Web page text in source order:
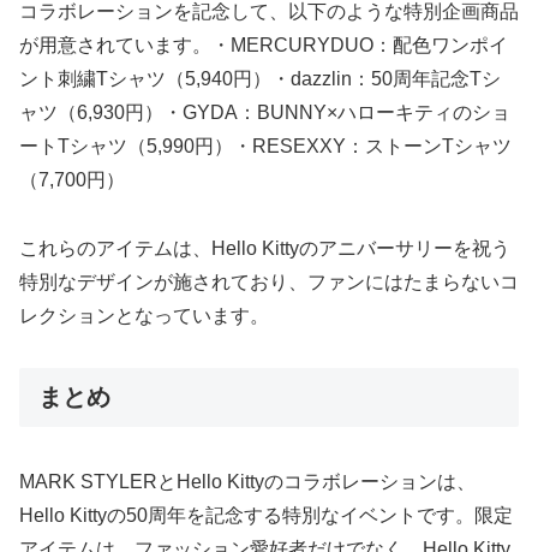
コラボレーションを記念して、以下のような特別企画商品
が用意されています。・MERCURYDUO：配色ワンポイ
ント刺繍Tシャツ（5,940円）・dazzlin：50周年記念Tシ
ャツ（6,930円）・GYDA：BUNNY×ハローキティのショ
ートTシャツ（5,990円）・RESEXXY：ストーンTシャツ
（7,700円）
これらのアイテムは、Hello Kittyのアニバーサリーを祝う
特別なデザインが施されており、ファンにはたまらないコ
レクションとなっています。
まとめ
MARK STYLERとHello Kittyのコラボレーションは、
Hello Kittyの50周年を記念する特別なイベントです。限定